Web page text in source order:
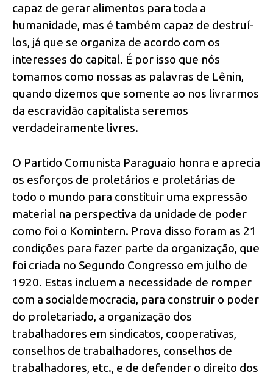
capaz de gerar alimentos para toda a
humanidade, mas é também capaz de destruí-
los, já que se organiza de acordo com os
interesses do capital. É por isso que nós
tomamos como nossas as palavras de Lênin,
quando dizemos que somente ao nos livrarmos
da escravidão capitalista seremos
verdadeiramente livres.
O Partido Comunista Paraguaio honra e aprecia
os esforços de proletários e proletárias de
todo o mundo para constituir uma expressão
material na perspectiva da unidade de poder
como foi o Komintern. Prova disso foram as 21
condições para fazer parte da organização, que
foi criada no Segundo Congresso em julho de
1920. Estas incluem a necessidade de romper
com a socialdemocracia, para construir o poder
do proletariado, a organização dos
trabalhadores em sindicatos, cooperativas,
conselhos de trabalhadores, conselhos de
trabalhadores, etc., e de defender o direito dos